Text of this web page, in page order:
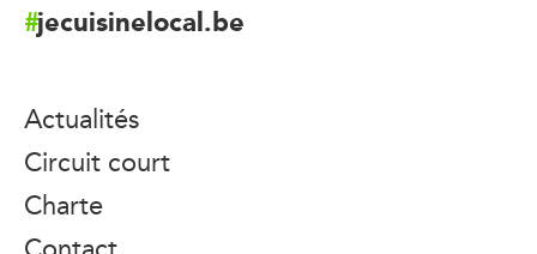
jecuisinelocal.be
Actualités
Circuit court
Charte